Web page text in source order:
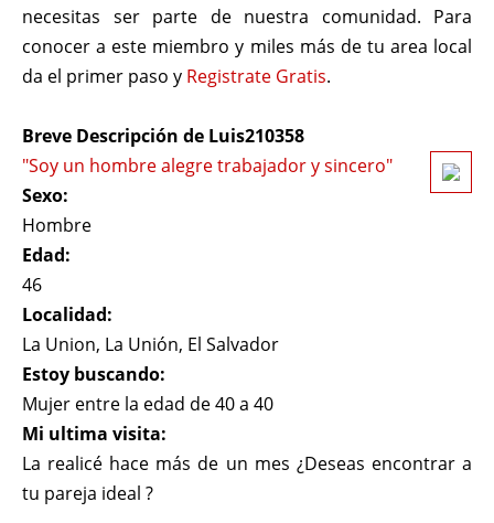
necesitas ser parte de nuestra comunidad. Para
conocer a este miembro y miles más de tu area local
da el primer paso y Registrate Gratis.
Breve Descripción de Luis210358
"Soy un hombre alegre trabajador y sincero"
Sexo:
Hombre
Edad:
46
Localidad:
La Union, La Unión, El Salvador
Estoy buscando:
Mujer entre la edad de 40 a 40
Mi ultima visita:
La realicé hace más de un mes ¿Deseas encontrar a
tu pareja ideal ?